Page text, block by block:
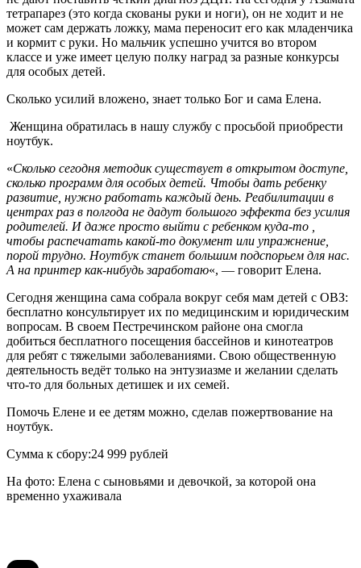
тетрапарез (это когда скованы руки и ноги), он не ходит и не
может сам держать ложку, мама переносит его как младенчика
и кормит с руки. Но мальчик успешно учится во втором
классе и уже имеет целую полку наград за разные конкурсы
для особых детей.
Сколько усилий вложено, знает только Бог и сама Елена.
Женщина обратилась в нашу службу с просьбой приобрести
ноутбук.
«Сколько сегодня методик существует в открытом доступе,
сколько программ для особых детей. Чтобы дать ребенку
развитие, нужно работать каждый день. Реабилитации в
центрах раз в полгода не дадут большого эффекта без усилия
родителей. И даже просто выйти с ребенком куда-то ,
чтобы распечатать какой-то документ или упражнение,
порой трудно. Ноутбук станет большим подспорьем для нас.
А на принтер как-нибудь заработаю«, — говорит Елена.
Сегодня женщина сама собрала вокруг себя мам детей с ОВЗ:
бесплатно консультирует их по медицинским и юридическим
вопросам. В своем Пестречинском районе она смогла
добиться бесплатного посещения бассейнов и кинотеатров
для ребят с тяжелыми заболеваниями. Свою общественную
деятельность ведёт только на энтузиазме и желании сделать
что-то для больных детишек и их семей.
Помочь Елене и ее детям можно, сделав пожертвование на
ноутбук.
Сумма к сбору:24 999 рублей
На фото: Елена с сыновьями и девочкой, за которой она
временно ухаживала